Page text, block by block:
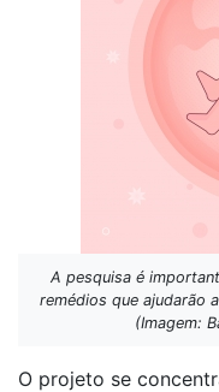
A pesquisa é
remédios que ajudarão
(Imagem:
O projeto se